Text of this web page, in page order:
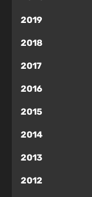
2019
2018
2017
2016
2015
2014
2013
2012